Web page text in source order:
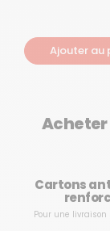
Ajouter au
Acheter
Cartons
Pour une